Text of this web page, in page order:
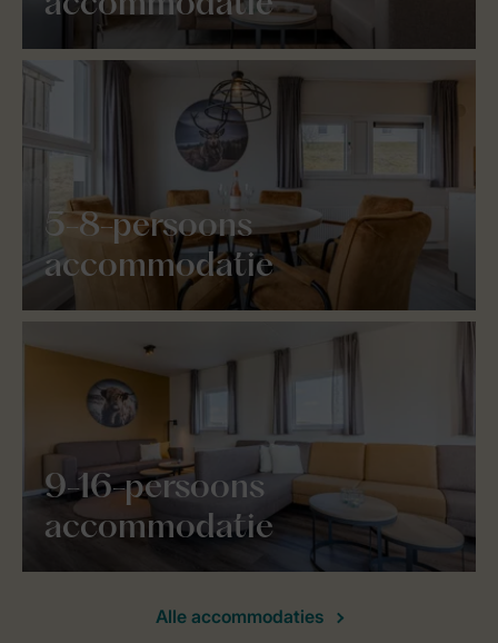
5-8-persoons
accommodatie
9-16-persoons
accommodatie
Alle accommodaties